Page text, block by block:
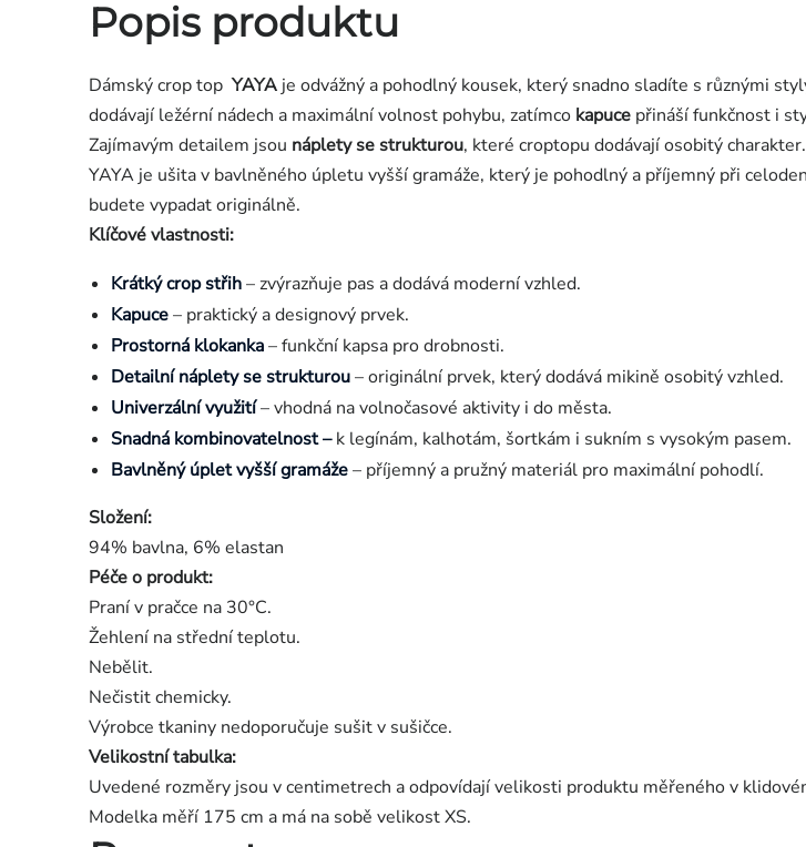
Popis produktu
Dámský crop topYAYA je odvážný a pohodlný kousek, který snadno sladíte s různými
dodávají ležérní nádech a maximální volnost pohybu, zatímco kapuce přináší funkčnost i
Zajímavým detailem jsou náplety se strukturou, které croptopu dodávají osobitý charakter.
YAYA je ušita v bavlněného úpletu vyšší gramáže, který je pohodlný a příjemný při
budete vypadat originálně.
Klíčové vlastnosti:
Krátký crop střih– zvýrazňuje pas a dodává moderní vzhled.
Kapuce– praktický a designový prvek.
Prostorná klokanka– funkční kapsa pro drobnosti.
Detailní náplety se strukturou– originální prvek, který dodává mikině osobitý vzhled.
Univerzální využití– vhodná na volnočasové aktivity i do města.
Snadná kombinovatelnost –k legínám, kalhotám, šortkám i sukním s vysokým pasem.
Bavlněný úplet vyšší gramáže– příjemný a pružný materiál pro maximální pohodlí.
Složení:
94% bavlna, 6% elastan
Péče o produkt:
Praní v pračce na 30°C.
Žehlení na střední teplotu.
Nebělit.
Nečistit chemicky.
Výrobce tkaniny nedoporučuje sušit v sušičce.
Velikostní tabulka:
Uvedené rozměry jsou v centimetrech a odpovídají velikosti produktu měřeného v
Modelka měří 175 cm a má na sobě velikost XS.